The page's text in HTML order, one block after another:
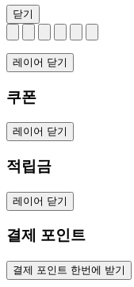
닫기
레이어 닫기
쿠폰
레이어 닫기
적립금
레이어 닫기
결제 포인트
결제 포인트 한번에 받기